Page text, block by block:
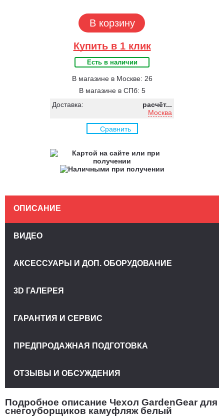
В корзину
Купить в 1 клик
Есть в наличии
В магазине в Москве: 26
В магазине в СПб: 5
Доставка:
расчёт...
Москва
Сравнить
Подробное описание Чехол GardenGear для
снегоуборщиков камуфляж белый
ОПИСАНИЕ
ВИДЕО
АКСЕССУАРЫ И ДОП. ОБОРУДОВАНИЕ
3D ГАЛЕРЕЯ
ГАРАНТИЯ И СЕРВИС
ПРЕДПРОДАЖНАЯ ПОДГОТОВКА
ОТЗЫВЫ И ОБСУЖДЕНИЯ